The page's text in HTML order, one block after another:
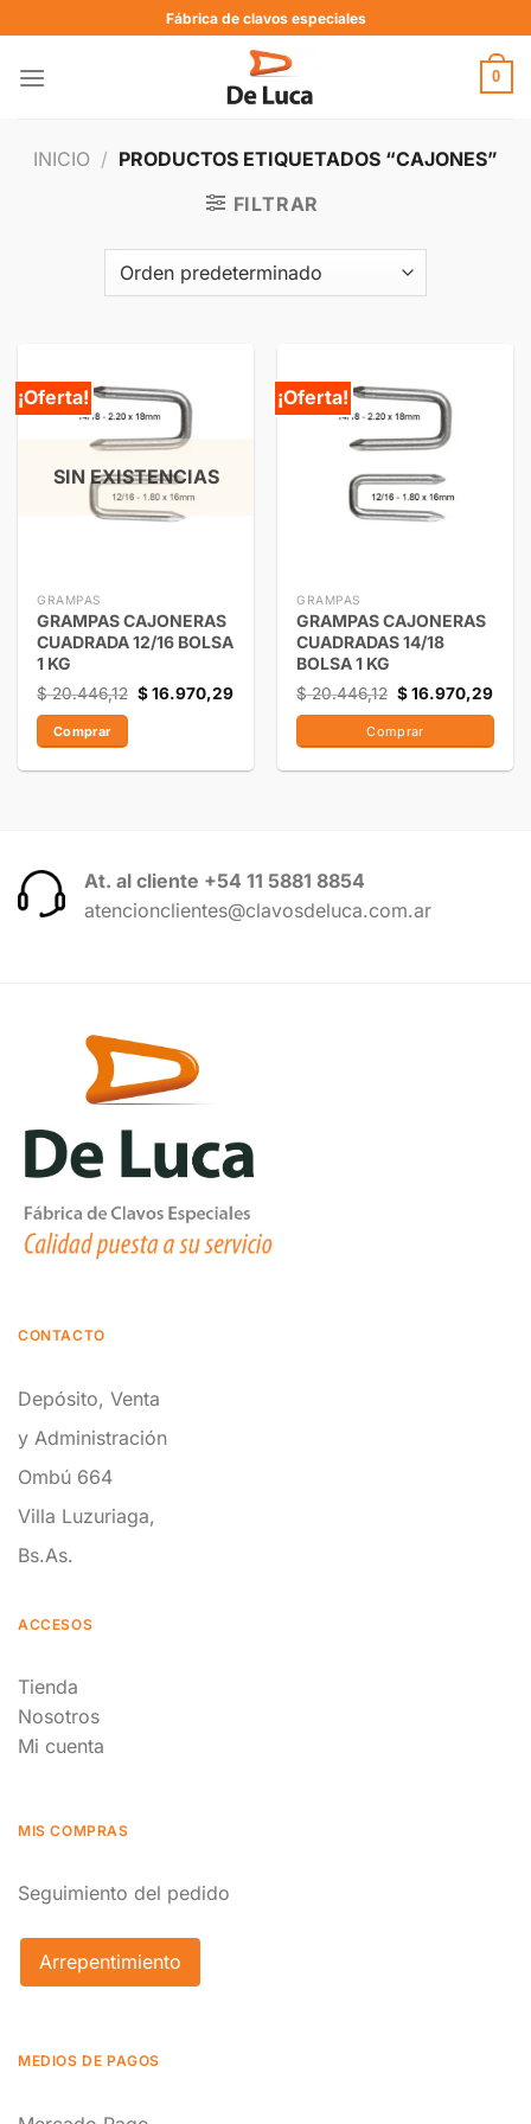
Fábrica de clavos especiales
0
INICIO / PRODUCTOS ETIQUETADOS “CAJONES”
FILTRAR
¡Oferta!
SIN EXISTENCIAS
GRAMPAS
GRAMPAS CAJONERAS
CUADRADA 12/16 BOLSA
1 KG
$20.446,12 $16.970,29
Comprar
¡Oferta!
GRAMPAS
GRAMPAS CAJONERAS
CUADRADAS 14/18
BOLSA 1 KG
$20.446,12 $16.970,29
Comprar
At. al cliente +54 11 5881 8854
atencionclientes@clavosdeluca.com.ar
CONTACTO
Depósito, Venta
y Administración
Ombú 664
Villa Luzuriaga,
Bs.As.
ACCESOS
Tienda
Nosotros
Mi cuenta
MIS COMPRAS
Seguimiento del pedido
Arrepentimiento
MEDIOS DE PAGOS